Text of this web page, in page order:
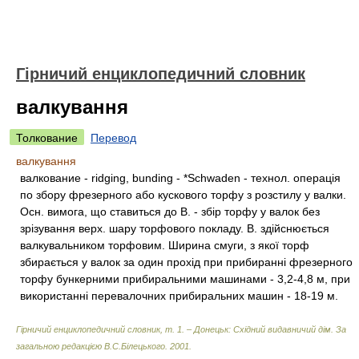
Гірничий енциклопедичний словник
валкування
Толкование
Перевод
валкування
валкование - ridging, bunding - *Schwaden - технол. операція
по збору фрезерного або кускового торфу з розстилу у валки.
Осн. вимога, що ставиться до В. - збір торфу у валок без
зрізування верх. шару торфового покладу. В. здійснюється
валкувальником торфовим. Ширина смуги, з якої торф
збирається у валок за один прохід при прибиранні фрезерного
торфу бункерними прибиральними машинами - 3,2-4,8 м, при
використанні перевалочних прибиральних машин - 18-19 м.
Гірничий енциклопедичний словник, т. 1. – Донецьк: Східний видавничий дім За
загальною редакцією В.С.Білецького 2001